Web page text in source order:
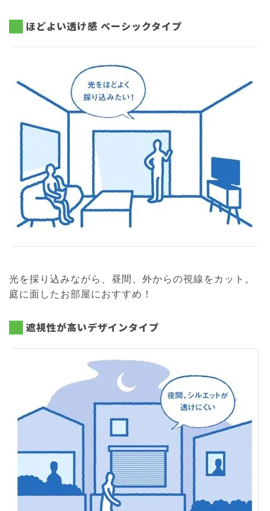
ほどよい透け感 ベーシックタイプ
光を採り込みながら、昼間、外からの視線をカット。
庭に面したお部屋におすすめ！
遮視性が高いデザインタイプ